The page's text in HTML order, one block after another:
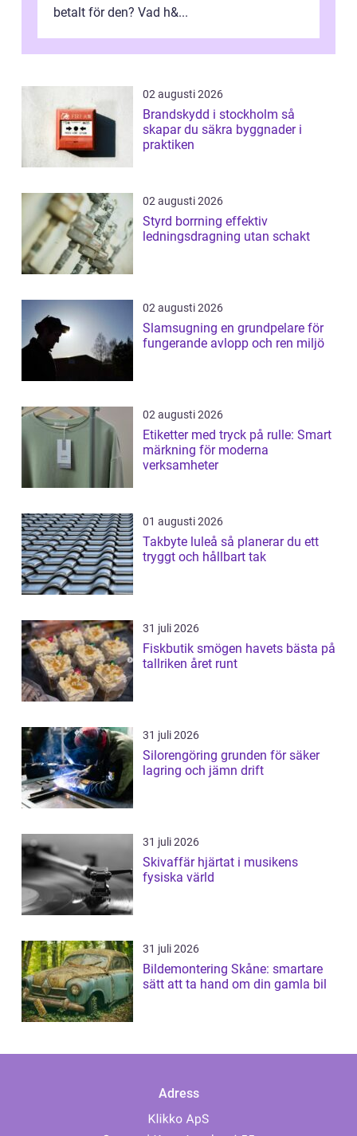
betalt för den? Vad h&...
02 augusti 2026
Brandskydd i stockholm så
skapar du säkra byggnader i
praktiken
02 augusti 2026
Styrd borrning effektiv
ledningsdragning utan schakt
02 augusti 2026
Slamsugning en grundpelare för
fungerande avlopp och ren miljö
02 augusti 2026
Etiketter med tryck på rulle: Smart
märkning för moderna
verksamheter
01 augusti 2026
Takbyte luleå så planerar du ett
tryggt och hållbart tak
31 juli 2026
Fiskbutik smögen havets bästa på
tallriken året runt
31 juli 2026
Silorengöring grunden för säker
lagring och jämn drift
31 juli 2026
Skivaffär hjärtat i musikens
fysiska värld
31 juli 2026
Bildemontering Skåne: smartare
sätt att ta hand om din gamla bil
Adress